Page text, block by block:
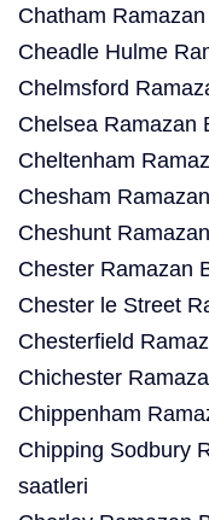
Chatham
Cheadle Hulme
Chelmsford
Chelsea Ramazan
Cheltenham
Chesham
Cheshunt
Chester Ramazan
Chester le Street
Chesterfield
Chichester
Chippenham
Chipping Sodbury
saatleri